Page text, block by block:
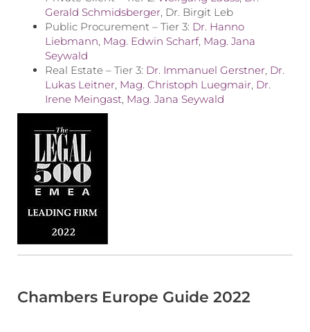
Gerald Schmidsberger , Dr. Birgit Leb
Public Procurement – Tier 3: Dr. Hanno
Liebmann Mag. Edwin Scharf, Mag. Jana
Seywald
Real Estate – Tier 3: Dr. Immanuel Gerstner Dr.
Lukas Leitner Mag. Christoph Luegmair Dr.
Irene Meingast Mag. Jana Seywald
Chambers Europe Guide 2022